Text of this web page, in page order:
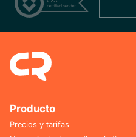
Producto
Precios y tarifas